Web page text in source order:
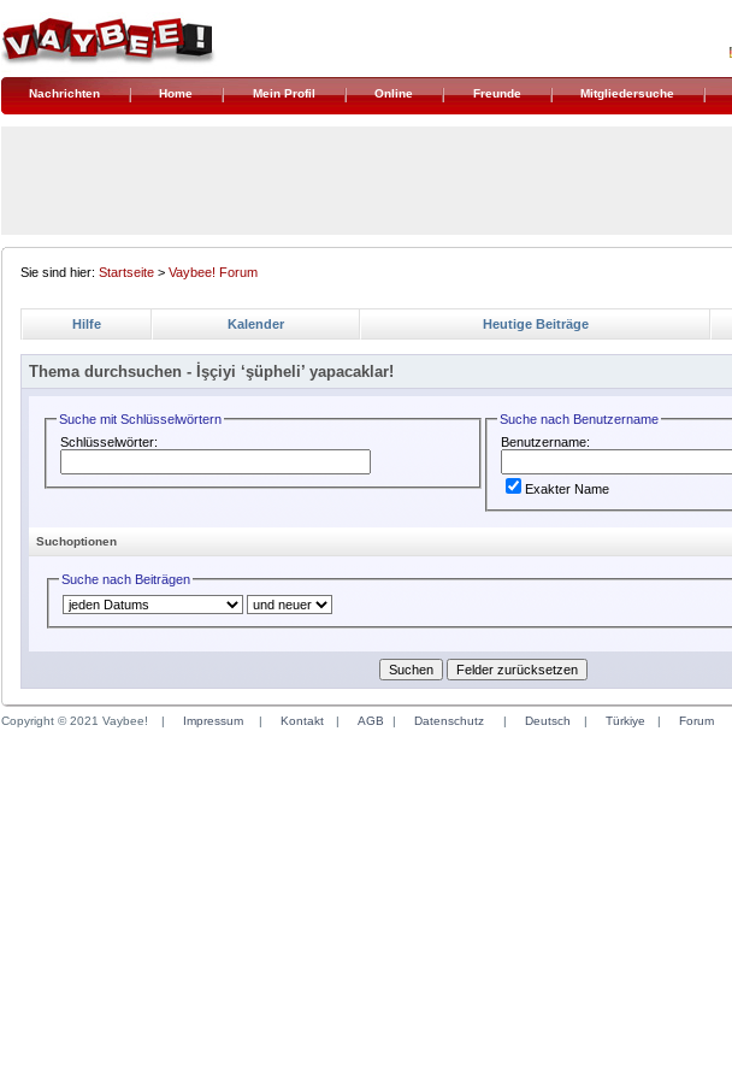
Nachrichten Home Mein Profil Online Freunde Mitgliedersuche
Sie sind hier: Startseite > Vaybee! Forum
Hilfe Kalender Heutige Beiträge
Thema durchsuchen - İşçiyi ‘şüpheli’ yapacaklar!
Suche mit Schlüsselwörtern
Schlüsselwörter:
Suche nach Benutzername
Benutzername:
Exakter Name
Suchoptionen
Suche nach Beiträgen
Copyright © 2021 Vaybee! | Impressum | Kontakt | AGB | Datenschutz | Deutsch | Türkiye | Forum